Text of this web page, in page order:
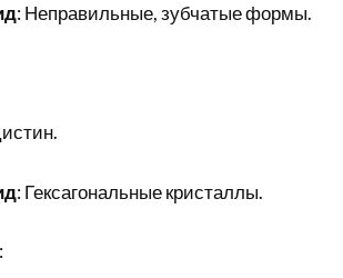
: Неправильные, зубчатые формы.
: Гексагональные кристаллы.